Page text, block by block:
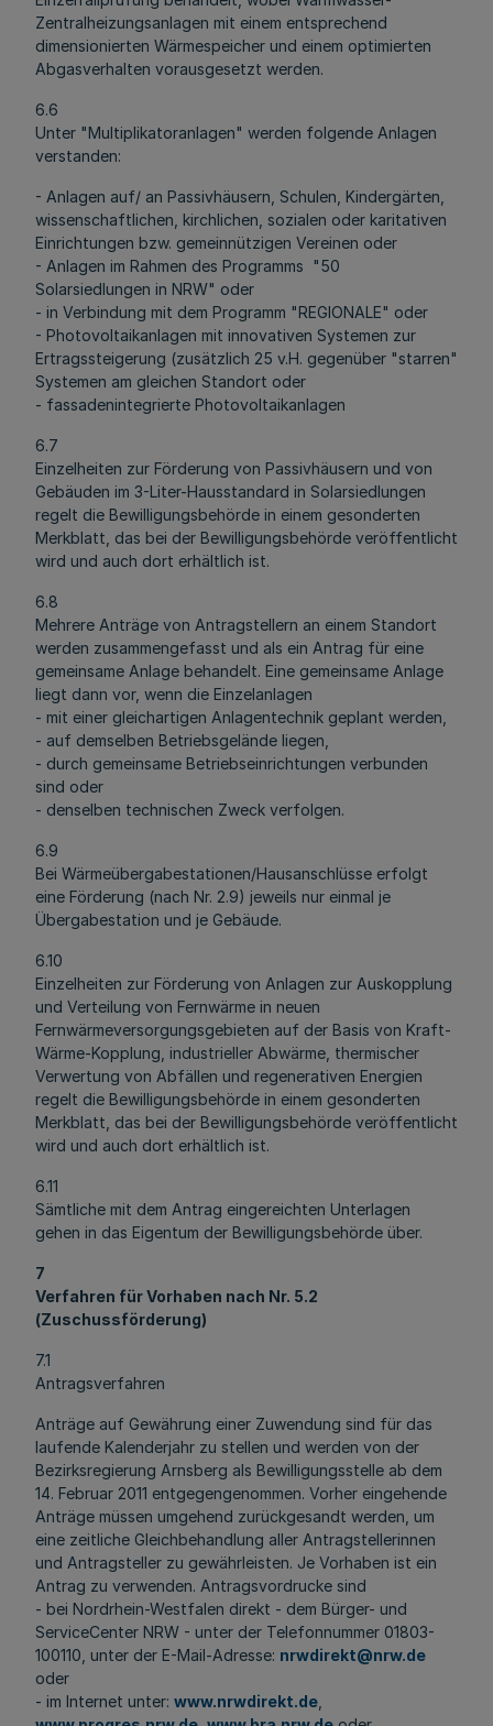
Zentralheizungsanlagen mit einem entsprechend
dimensionierten Wärmespeicher und einem optimierten
Abgasverhalten vorausgesetzt werden.
6.6
Unter "Multiplikatoranlagen" werden folgende Anlagen
verstanden:
- Anlagen auf/ an Passivhäusern, Schulen, Kindergärten,
wissenschaftlichen, kirchlichen, sozialen oder karitativen
Einrichtungen bzw. gemeinnützigen Vereinen oder
- Anlagen im Rahmen des Programms "50
Solarsiedlungen in NRW" oder
- in Verbindung mit dem Programm "REGIONALE" oder
- Photovoltaikanlagen mit innovativen Systemen zur
Ertragssteigerung (zusätzlich 25 v.H. gegenüber "starren"
Systemen am gleichen Standort oder
- fassadenintegrierte Photovoltaikanlagen
6.7
Einzelheiten zur Förderung von Passivhäusern und von
Gebäuden im 3-Liter-Hausstandard in Solarsiedlungen
regelt die Bewilligungsbehörde in einem gesonderten
Merkblatt, das bei der Bewilligungsbehörde veröffentlicht
wird und auch dort erhältlich ist.
6.8
Mehrere Anträge von Antragstellern an einem Standort
werden zusammengefasst und als ein Antrag für eine
gemeinsame Anlage behandelt. Eine gemeinsame Anlage
liegt dann vor, wenn die Einzelanlagen
- mit einer gleichartigen Anlagentechnik geplant werden,
- auf demselben Betriebsgelände liegen,
- durch gemeinsame Betriebseinrichtungen verbunden
sind oder
- denselben technischen Zweck verfolgen.
6.9
Bei Wärmeübergabestationen/Hausanschlüsse erfolgt
eine Förderung (nach Nr. 2.9) jeweils nur einmal je
Übergabestation und je Gebäude.
6.10
Einzelheiten zur Förderung von Anlagen zur Auskopplung
und Verteilung von Fernwärme in neuen
Fernwärmeversorgungsgebieten auf der Basis von Kraft-
Wärme-Kopplung, industrieller Abwärme, thermischer
Verwertung von Abfällen und regenerativen Energien
regelt die Bewilligungsbehörde in einem gesonderten
Merkblatt, das bei der Bewilligungsbehörde veröffentlicht
wird und auch dort erhältlich ist.
6.11
Sämtliche mit dem Antrag eingereichten Unterlagen
gehen in das Eigentum der Bewilligungsbehörde über.
7
Verfahren für Vorhaben nach Nr. 5.2
(Zuschussförderung)
7.1
Antragsverfahren
Anträge auf Gewährung einer Zuwendung sind für das
laufende Kalenderjahr zu stellen und werden von der
Bezirksregierung Arnsberg als Bewilligungsstelle ab dem
14. Februar 2011 entgegengenommen. Vorher eingehende
Anträge müssen umgehend zurückgesandt werden, um
eine zeitliche Gleichbehandlung aller Antragstellerinnen
und Antragsteller zu gewährleisten. Je Vorhaben ist ein
Antrag zu verwenden. Antragsvordrucke sind
- bei Nordrhein-Westfalen direkt - dem Bürger- und
ServiceCenter NRW - unter der Telefonnummer 01803-
100110, unter der E-Mail-Adresse: nrwdirekt@nrw.de
oder
- im Internet unter: www.nrwdirekt.de